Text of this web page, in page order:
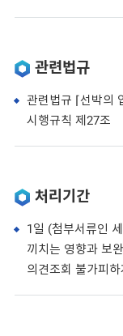
관련법규
관련법규 ⌈선박의
시행규칙 제27조
처리기간
1일 (첨부서류인
끼치는 영향과 보
의견조회 불가피